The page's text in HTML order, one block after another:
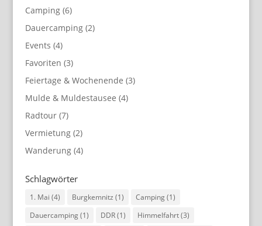
Camping(6)
Dauercamping(2)
Events (4)
Favoriten (3)
Feiertage & Wochenende (3)
Mulde & Muldestausee (4)
Radtour(7)
Vermietung(2)
Wanderung(4)
Schlagwörter
1. Mai (4) Burgkemnitz (1) Camping(1)
Dauercamping(1) DDR(1) Himmelfahrt(3)